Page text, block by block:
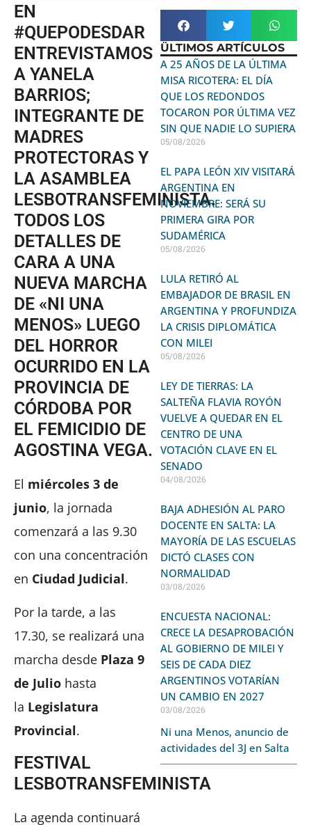
EN
#QUEPODESDAR
ENTREVISTAMOS
A YANELA
BARRIOS;
INTEGRANTE DE
MADRES
PROTECTORAS Y
LA ASAMBLEA
LESBOTRANSFEMINISTA.
TODOS LOS
DETALLES DE
CARA A UNA
NUEVA MARCHA
DE «NI UNA
MENOS» LUEGO
DEL HORROR
OCURRIDO EN LA
PROVINCIA DE
CÓRDOBA POR
EL FEMICIDIO DE
AGOSTINA VEGA.
El miércoles 3 de
junio, la jornada
comenzará a las 9.30
con una concentración
en Ciudad Judicial.
Por la tarde, a las
17.30, se realizará una
marcha desde Plaza 9
de Julio hasta
la Legislatura
Provincial.
FESTIVAL
LESBOTRANSFEMINISTA
La agenda continuará
ÜLTIMOS ARTÍCULOS
A 25 AÑOS DE LA ÚLTIMA
MISA RICOTERA: EL DÍA
QUE LOS REDONDOS
TOCARON POR ÚLTIMA VEZ
SIN QUE NADIE LO SUPIERA
05/08/2026
EL PAPA LEÓN XIV VISITARÁ
ARGENTINA EN
NOVIEMBRE: SERÁ SU
PRIMERA GIRA POR
SUDAMÉRICA
05/08/2026
LULA RETIRÓ AL
EMBAJADOR DE BRASIL EN
ARGENTINA Y PROFUNDIZA
LA CRISIS DIPLOMÁTICA
CON MILEI
05/08/2026
LEY DE TIERRAS: LA
SALTEÑA FLAVIA ROYÓN
VUELVE A QUEDAR EN EL
CENTRO DE UNA
VOTACIÓN CLAVE EN EL
SENADO
04/08/2026
BAJA ADHESIÓN AL PARO
DOCENTE EN SALTA: LA
MAYORÍA DE LAS ESCUELAS
DICTÓ CLASES CON
NORMALIDAD
03/08/2026
ENCUESTA NACIONAL:
CRECE LA DESAPROBACIÓN
AL GOBIERNO DE MILEI Y
SEIS DE CADA DIEZ
ARGENTINOS VOTARÍAN
UN CAMBIO EN 2027
03/08/2026
Ni una Menos, anuncio de
actividades del 3J en Salta